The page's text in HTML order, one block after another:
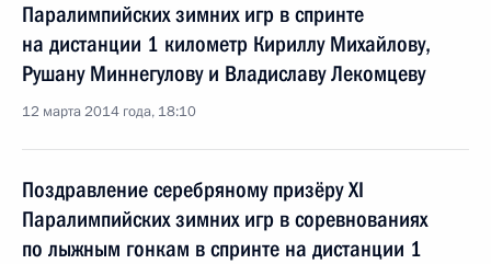
Паралимпийских зимних игр в спринте
на дистанции 1 километр Кириллу Михайлову,
Рушану Миннегулову и Владиславу Лекомцеву
12 марта 2014 года, 18:10
Поздравление серебряному призёру XI
Паралимпийских зимних игр в соревнованиях
по лыжным гонкам в спринте на дистанции 1